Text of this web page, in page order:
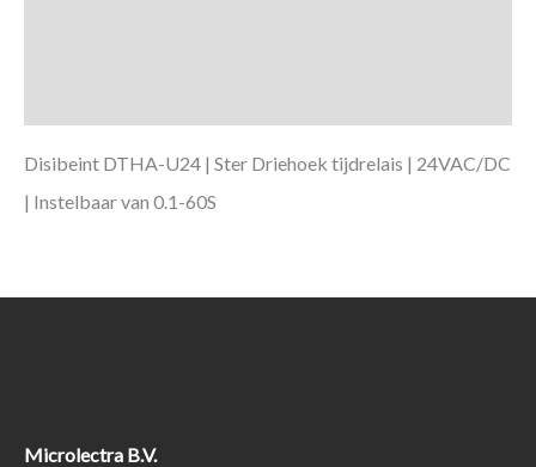
Disibeint DTHA-U24 | Ster Driehoek tijdrelais | 24VAC/DC
| Instelbaar van 0.1-60S
Microlectra B.V.